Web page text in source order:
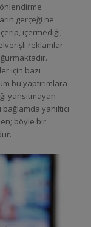
gerçeği ne
içermediği;
reklamlar
için bazı
bu yaptırımlara
yansıtmayan
yanıltıcı
böyle bir